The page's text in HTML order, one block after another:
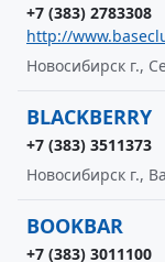
+7 (383) 2783308
http://
Новосибирск г.,
BLACKBERRY
+7 (383) 3511373
Новосибирск г.,
BOOKBAR
+7 (383) 3011100